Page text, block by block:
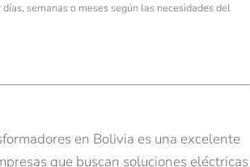
días, semanas o meses según las necesidades del
en Bolivia es una excelente
que buscan soluciones eléctricas